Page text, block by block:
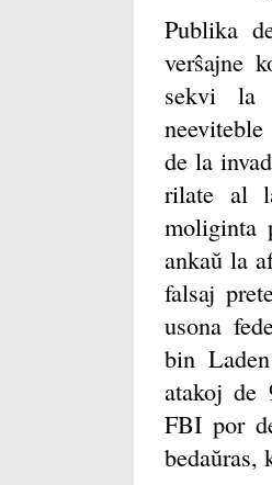
Publika
verŝajne
sekvi la
de la
rilate al
moliginta
ankaŭ la
falsaj
usona
bin
atakoj de
FBI por
bedaŭras,